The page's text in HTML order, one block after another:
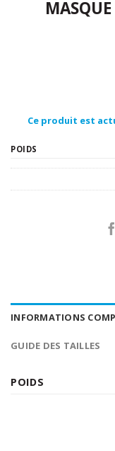
Ce produit est
POIDS
INFORMATIONS
GUIDE DES TAILLES
POIDS